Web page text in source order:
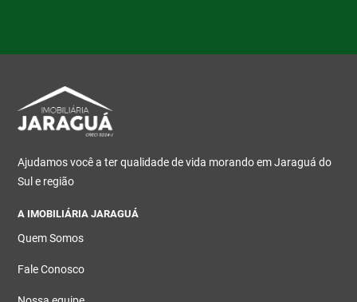
Ajudamos você a ter qualidade de vida morando em Jaraguá do
Sul e região
A IMOBILIÁRIA JARAGUÁ
Quem Somos
Fale Conosco